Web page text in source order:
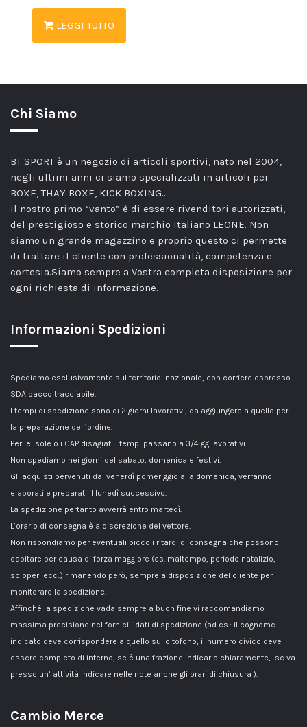
LEGGI TUTTO
Chi Siamo
BT SPORT è un negozio di articoli sportivi, nato nel 2004,
negli ultimi anni ci siamo specializzati in articoli per
BOXE, THAY BOXE, KICK BOXING…
il nostro primo “vanto” è di essere rivenditori autorizzati,
del prestigioso e storico marchio italiano LEONE. Non
siamo un grande magazzino e proprio questo ci permette
di trattare il cliente con professionalità, competenza e
cortesia.Siamo sempre a Vostra completa disposizione per
ogni richiesta di informazione.
Informazioni Spedizioni
Spediamo esclusivamente sul territorio nazionale, con corriere espresso
SDA pacco tracciabile.
I tempi di spedizione sono di 2 giorni lavorativi, da aggiungere a quello per
la preparazione dell’ordine.
Per le isole o i CAP disagiati i tempi passano a 3/4 gg lavorativi.
Non spediamo nei giorni del sabato, domenica e festivi.
Gli acquisti pervenuti dal venerdì pomeriggio alla domenica, verranno
elaborati e preparati il lunedì successivo.
La spedizione pertanto avverrà entro martedì.
L’orario di consegna è a discrezione del vettore.
Non rispondiamo per eventuali piccoli ritardi di consegna che possono
capitare per causa di forza maggiore (es. maltempo, periodo natalizio,
scioperi ecc..) rimanendo però, sempre a disposizione del cliente per
monitorare la spedizione.
Affinché la spedizione vada sempre a buon fine vi raccomandiamo
massima precisione nel fornici i dati di spedizione (ad es.: il cognome
indicato deve corrispondere a quello sul citofono, il numero civico deve
essere completo di interno, se è una frazione indicarlo chiaramente, se va
presso un’ attività indicare nelle note anche gli orari di chiusura ).
Cambio Merce